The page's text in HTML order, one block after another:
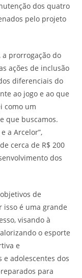
dos quatro
pelo projeto
a prorrogação do
ações de inclusão
diferenciais do
ao jogo e ao que
como um
que buscamos.
a Arcelor”,
cerca de R$ 200
dos
de
isso é uma grande
visando à
o esporte
e
adolescentes dos
para